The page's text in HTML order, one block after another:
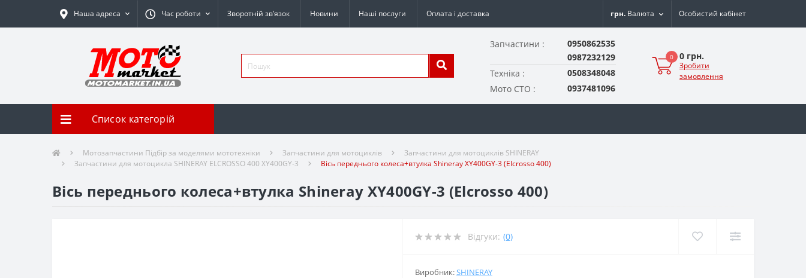
Наша адреса Час роботи Зворотній зв’язок Новини Наші послуги Оплата і доставка грн. Валюта Особистий кабінет
Запчастини :
0950862535
0987232129
Техніка :
0508348048
Мото СТО :
0937481096
0 0 грн.
Зробити
замовлення
Список категорій
Мотозапчастини Підбір за моделями мототехніки Запчастини для мотоциклів
Запчастини для мотоциклів SHINERAY
Запчастини для мотоцикла SHINERAY ELCROSSO 400 XY400GY-3
Вісь переднього колеса+втулка Shineray XY400GY-3 (Elcrosso 400)
Вісь переднього колеса+втулка Shineray XY400GY-3 (Elcrosso 400)
Відгуки: (0)
Виробник:SHINERAY